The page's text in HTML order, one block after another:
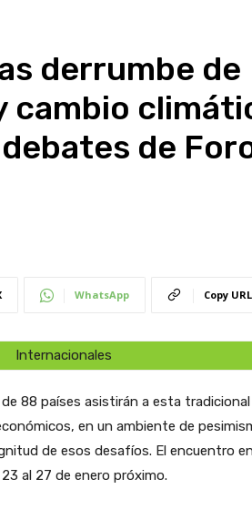
derrumbe de
cambio
de
WhatsApp Copy URL
Internacionales
88 países asistirán a esta
en un ambiente de
de esos desafíos. El encuentro
al 27 de enero próximo.